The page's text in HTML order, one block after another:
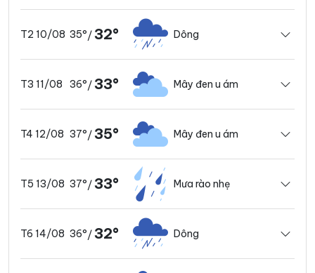
T2 10/08 35°/ 32° Dông
T3 11/08 36°/ 33° Mây đen u ám
T4 12/08 37°/ 35° Mây đen u ám
T5 13/08 37°/ 33° Mưa rào nhẹ
T6 14/08 36°/ 32° Dông